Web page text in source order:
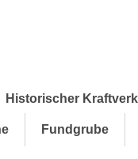
Historischer
Fundgrube